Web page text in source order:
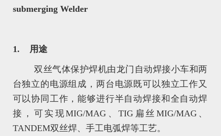
submerging Welder
1. 用途
双丝气体保护焊机由龙门自动焊接小车和两
台独立的电源组成，两台电源既可以独立工作又
可以协同工作，能够进行半自动焊接和全自动焊
接，可实现MIG/MAG、TIG扁丝MIG/MAG、
TANDEM双丝焊、手工电弧焊等工艺。